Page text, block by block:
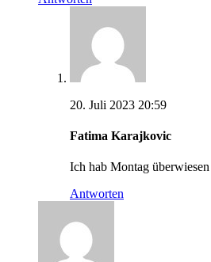
20. Juli 2023 20:59
Fatima Karajkovic
Ich hab Montag
Antworten